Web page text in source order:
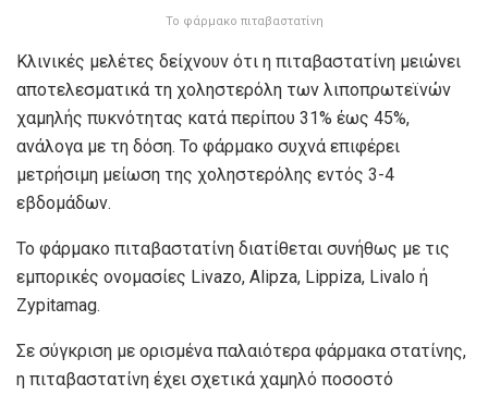
Το φάρμακο πιταβαστατίνη
Κλινικές μελέτες δείχνουν ότι η πιταβαστατίνη μειώνει
αποτελεσματικά τη χοληστερόλη των λιποπρωτεϊνών
χαμηλής πυκνότητας κατά περίπου 31% έως 45%,
ανάλογα με τη δόση. Το φάρμακο συχνά επιφέρει
μετρήσιμη μείωση της χοληστερόλης εντός 3-4
εβδομάδων.
Το φάρμακο πιταβαστατίνη διατίθεται συνήθως με τις
εμπορικές ονομασίες Livazo, Alipza, Lippiza, Livalo ή
Zypitamag.
Σε σύγκριση με ορισμένα παλαιότερα φάρμακα στατίνης,
η πιταβαστατίνη έχει σχετικά χαμηλό ποσοστό